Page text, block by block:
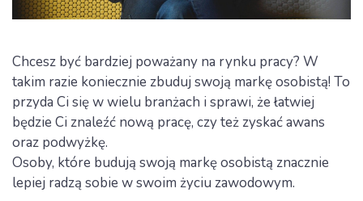
Chcesz być bardziej poważany na rynku pracy? W
takim razie koniecznie zbuduj swoją markę osobistą! To
przyda Ci się w wielu branżach i sprawi, że łatwiej
będzie Ci znaleźć nową pracę, czy też zyskać awans
oraz podwyżkę.
Osoby, które budują swoją markę osobistą znacznie
lepiej radzą sobie w swoim życiu zawodowym.